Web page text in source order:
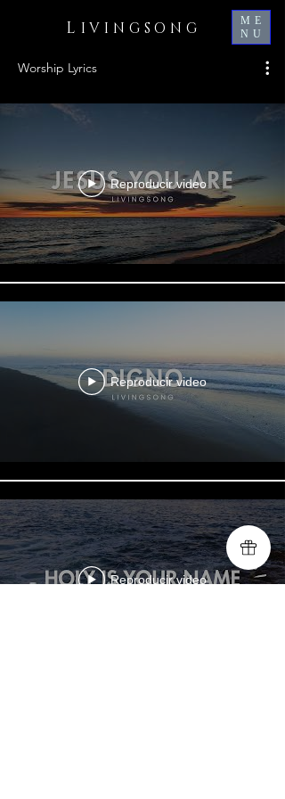
L IVINGSONG
ME
NU
Worship Lyrics
Reproducir video
Reproducir video
Reproducir video